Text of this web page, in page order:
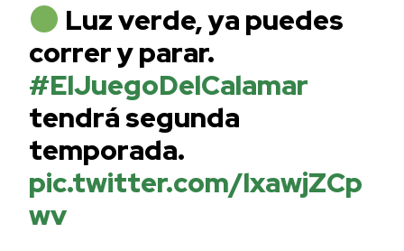
Luz verde, ya puedes
correr y parar.
#ElJuegoDelCalamar
tendrá segunda
temporada.
pic.twitter.com/lxawjZCp
wv